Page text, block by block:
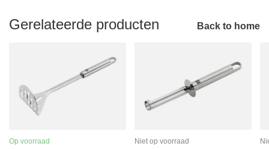
Gerelateerde producten Back to home
Op voorraad Niet op voorraad